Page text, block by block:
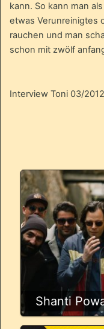
kann. So kann man
etwas Verunreinigtes
rauchen und man
schon mit zwölf
Interview Toni 03/2012
Shanti